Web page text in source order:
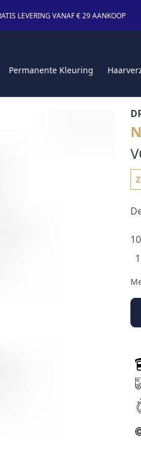
LEVERING VANAF € 29 AANKOOP
Permanente Kleuring